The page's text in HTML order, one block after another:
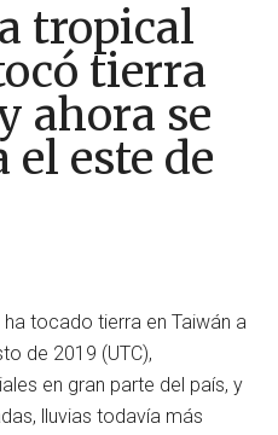
tropical
tierra
ahora se
este de
ha tocado tierra en Taiwán a
de 2019 (UTC),
en gran parte del país, y
lluvias todavía más